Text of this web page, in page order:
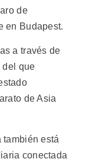
de
en Budapest.
a través de
del que
de Asia
también está
conectada